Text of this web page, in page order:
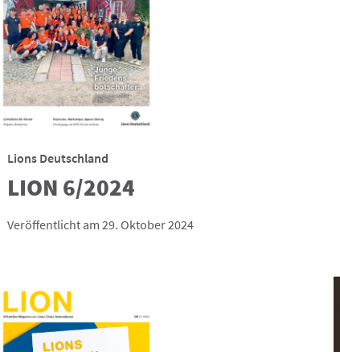
Lions Deutschland
LION 6/2024
Veröffentlicht am 29. Oktober 2024